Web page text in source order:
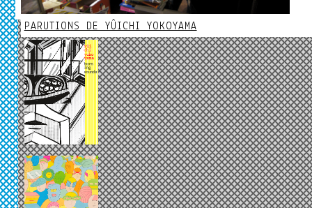
PARUTIONS DE YÛICHI YOKOYAMA